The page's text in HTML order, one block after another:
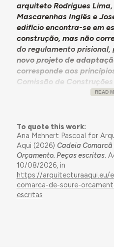
arquiteto Rodrigues
Mascarenhas Inglês e
edifício encontra-se em
construção, mas não
do regulamento prisional,
novo projeto de
corresponde aos
Comissão de
evitar demolições
razoavelmente os
chão fica um vestíbulo,
pontualmente como
lavado anexo, parlatório,
para a habitação do
com 7 celas (1 delas
trabalho, pátio coberto,
celas, casa de trabalho e
READ
To quote this work:
Ana Mehnert Pascoal for
Aqui (2026) Cadeia Comarcã
Orçamento. Peças escritas.
10/08/2026, in
https://arquitecturaaqui.eu/
comarca-de-soure-
escritas